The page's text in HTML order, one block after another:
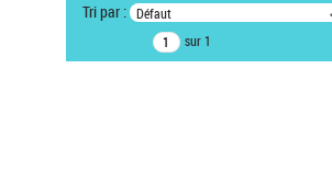
ne s'applique pas
Type de notice d'autorité
Tri par : Défaut
sur 1